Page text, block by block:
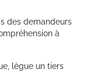
des demandeurs
à
lègue un tiers